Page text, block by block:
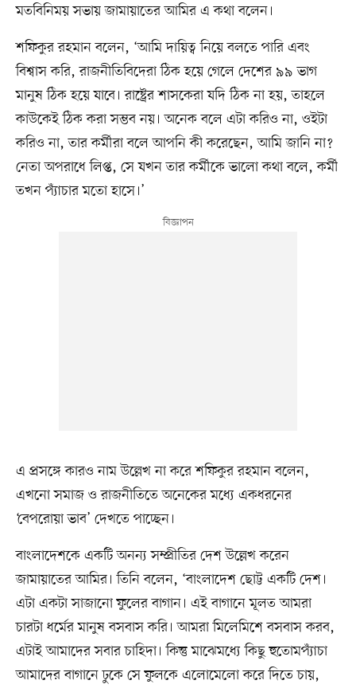
মতবিনিময় সভায় জামায়াতের আমির এ কথা বলেন।
শফিকুর রহমান বলেন, ‘আমি দায়িত্ব নিয়ে বলতে পারি এবং
বিশ্বাস করি, রাজনীতিবিদেরা ঠিক হয়ে গেলে দেশের ৯৯ ভাগ
মানুষ ঠিক হয়ে যাবে। রাষ্ট্রের শাসকেরা যদি ঠিক না হয়, তাহলে
কাউকেই ঠিক করা সম্ভব নয়। অনেক বলে এটা করিও না, ওইটা
করিও না, তার কর্মীরা বলে আপনি কী করেছেন, আমি জানি না?
নেতা অপরাধে লিপ্ত, সে যখন তার কর্মীকে ভালো কথা বলে, কর্মী
তখন প্যাঁচার মতো হাসে।’
এ প্রসঙ্গে কারও নাম উল্লেখ না করে শফিকুর রহমান বলেন,
এখনো সমাজ ও রাজনীতিতে অনেকের মধ্যে একধরনের
‘বেপরোয়া ভাব’ দেখতে পাচ্ছেন।
বাংলাদেশকে একটি অনন্য সম্প্রীতির দেশ উল্লেখ করেন
জামায়াতের আমির। তিনি বলেন, ‘বাংলাদেশ ছোট্ট একটি দেশ।
এটা একটা সাজানো ফুলের বাগান। এই বাগানে মূলত আমরা
চারটা ধর্মের মানুষ বসবাস করি। আমরা মিলেমিশে বসবাস করব,
এটাই আমাদের সবার চাহিদা। কিন্তু মাঝেমধ্যে কিছু হুতোমপ্যাঁচা
আমাদের বাগানে ঢুকে সে ফুলকে এলোমেলো করে দিতে চায়,